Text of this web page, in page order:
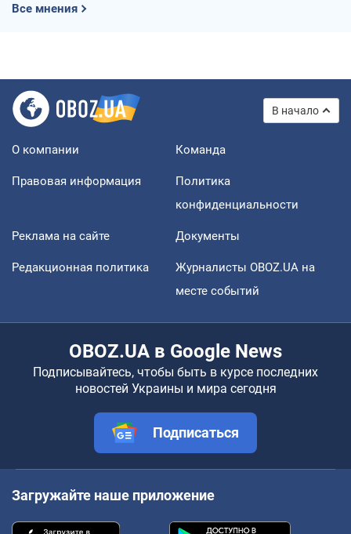
Все мнения
В начало
О компании Команда
Правовая информация
Политика
конфиденциальности
Реклама на сайте Документы
Редакционная политика
Журналисты OBOZ.UA на
месте событий
OBOZ.UA в Google News
Подписывайтесь, чтобы быть в курсе последних
новостей Украины и мира сегодня
Подписаться
Загружайте наше приложение